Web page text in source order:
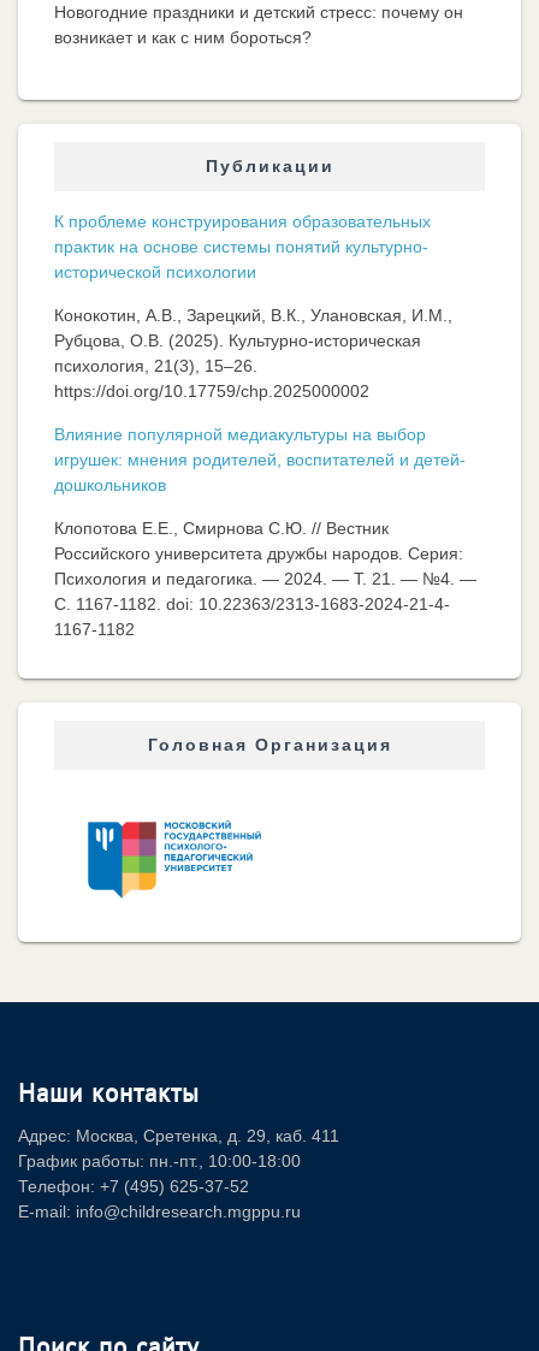
Новогодние праздники и детский стресс: почему он
возникает и как с ним бороться?
Публикации
К проблеме конструирования образовательных
практик на основе системы понятий культурно-
исторической психологии
Конокотин, А.В., Зарецкий, В.К., Улановская, И.М.,
Рубцова, О.В. (2025). Культурно-историческая
психология, 21(3), 15–26.
https://doi.org/10.17759/chp.2025000002
Влияние популярной медиакультуры на выбор
игрушек: мнения родителей, воспитателей и детей-
дошкольников
Клопотова Е.Е., Смирнова С.Ю. // Вестник
Российского университета дружбы народов. Серия:
Психология и педагогика. — 2024. — Т. 21. — №4. —
C. 1167-1182. doi: 10.22363/2313-1683-2024-21-4-
1167-1182
Головная Организация
Наши контакты
Адрес: Москва, Сретенка, д. 29, каб. 411
График работы: пн.-пт., 10:00-18:00
Телефон: +7 (495) 625-37-52
E-mail: info@childresearch.mgppu.ru